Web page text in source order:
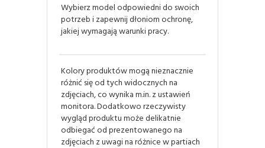
Wybierz model odpowiedni do swoich
potrzeb i zapewnij dłoniom ochronę,
jakiej wymagają warunki pracy.
Kolory produktów mogą nieznacznie
różnić się od tych widocznych na
zdjęciach, co wynika m.in. z ustawień
monitora. Dodatkowo rzeczywisty
wygląd produktu może delikatnie
odbiegać od prezentowanego na
zdjęciach z uwagi na różnice w partiach